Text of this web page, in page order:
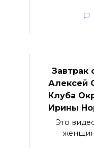
Завтрак
Алексей
Клуба
Ирины
Это